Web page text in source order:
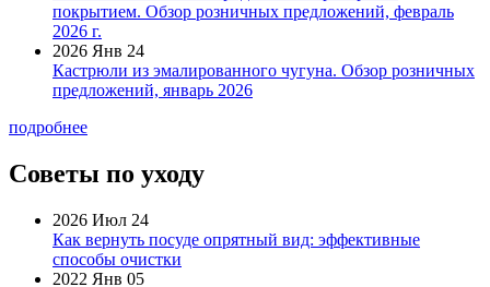
покрытием. Обзор розничных предложений, февраль
2026 г.
2026 Янв 24
Кастрюли из эмалированного чугуна. Обзор розничных
предложений, январь 2026
подробнее
Советы по уходу
2026 Июл 24
Как вернуть посуде опрятный вид: эффективные
способы очистки
2022 Янв 05